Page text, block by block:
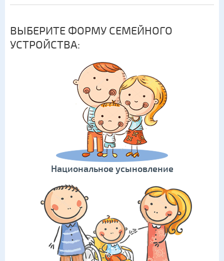
ВЫБЕРИТЕ ФОРМУ СЕМЕЙНОГО
УСТРОЙСТВА:
Национальное усыновление